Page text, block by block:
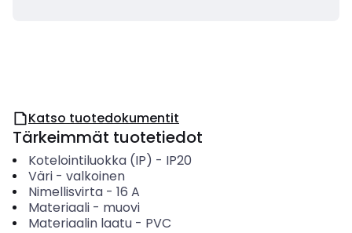
Katso tuotedokumentit
Tärkeimmät tuotetiedot
Kotelointiluokka (IP) - IP20
Väri- valkoinen
Nimellisvirta- 16 A
Materiaali- muovi
Materiaalin laatu- PVC